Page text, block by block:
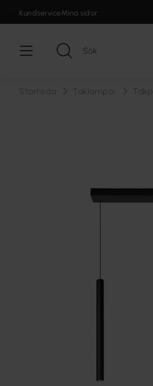
KundserviceMina sidor